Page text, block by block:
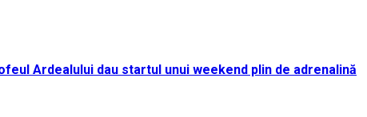
Ardealului dau startul unui weekend plin de adrenalină